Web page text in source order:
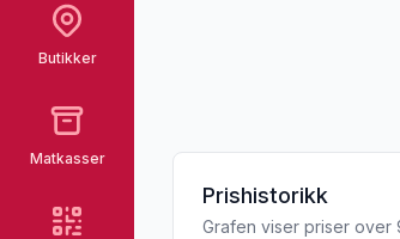
Butikker
Matkasser
Prishistorikk
Grafen viser priser over